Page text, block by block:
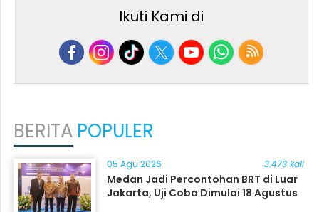
Ikuti Kami di
BERITA POPULER
05 Agu 2026 3.473 kali
Medan Jadi Percontohan BRT di Luar
Jakarta, Uji Coba Dimulai 18 Agustus